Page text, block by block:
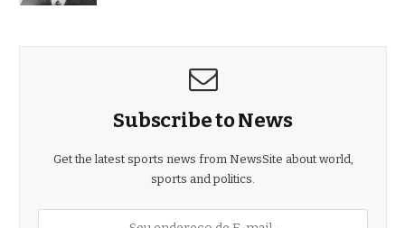
Subscribe to News
Get the latest sports news from NewsSite about world,
sports and politics.